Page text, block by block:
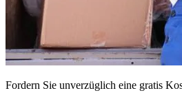
Fordern Sie unverzüglich eine gratis